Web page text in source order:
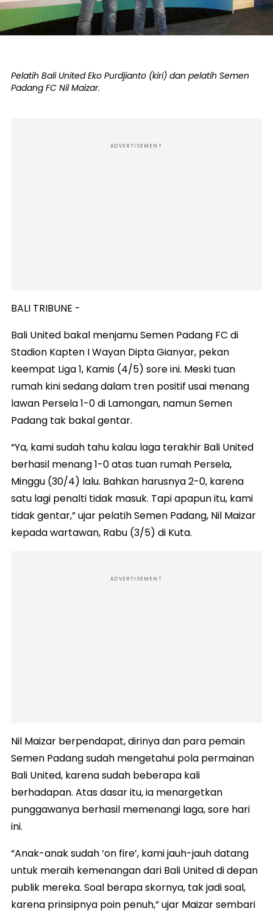
Pelatih Bali United Eko Purdjianto (kiri) dan pelatih Semen
Padang FC Nil Maizar.
ADVERTISEMENT
BALI TRIBUNE -
Bali United bakal menjamu Semen Padang FC di
Stadion Kapten I Wayan Dipta Gianyar, pekan
keempat Liga 1, Kamis (4/5) sore ini. Meski tuan
rumah kini sedang dalam tren positif usai menang
lawan Persela 1-0 di Lamongan, namun Semen
Padang tak bakal gentar.
“Ya, kami sudah tahu kalau laga terakhir Bali United
berhasil menang 1-0 atas tuan rumah Persela,
Minggu (30/4) lalu. Bahkan harusnya 2-0, karena
satu lagi penalti tidak masuk. Tapi apapun itu, kami
tidak gentar,” ujar pelatih Semen Padang, Nil Maizar
kepada wartawan, Rabu (3/5) di Kuta.
ADVERTISEMENT
Nil Maizar berpendapat, dirinya dan para pemain
Semen Padang sudah mengetahui pola permainan
Bali United, karena sudah beberapa kali
berhadapan. Atas dasar itu, ia menargetkan
punggawanya berhasil memenangi laga, sore hari
ini.
“Anak-anak sudah ‘on fire’, kami jauh-jauh datang
untuk meraih kemenangan dari Bali United di depan
publik mereka. Soal berapa skornya, tak jadi soal,
karena prinsipnya poin penuh,” ujar Maizar sembari